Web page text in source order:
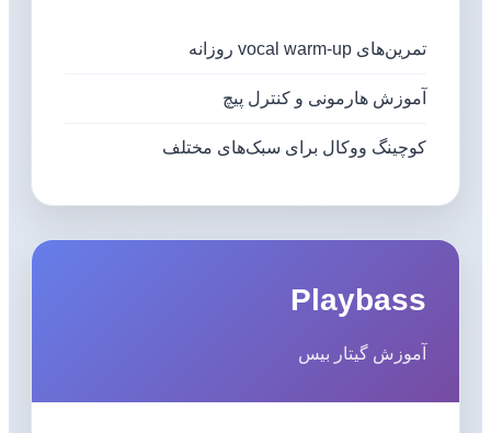
تمرین‌های vocal warm-up روزانه
آموزش هارمونی و کنترل پیچ
کوچینگ ووکال برای سبک‌های مختلف
Playbass
آموزش گیتار بیس